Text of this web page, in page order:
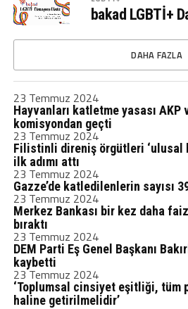
bakad LGBTİ+
DAHA FAZLA
23 Temmuz 2024
Hayvanları katletme yasası AKP
komisyondan geçti
23 Temmuz 2024
Filistinli direniş örgütleri ‘ulusal
ilk adımı attı
23 Temmuz 2024
Gazze’de katledilenlerin sayısı
23 Temmuz 2024
Merkez Bankası bir kez daha
bıraktı
23 Temmuz 2024
DEM Parti Eş Genel Başkanı
kaybetti
23 Temmuz 2024
‘Toplumsal cinsiyet eşitliği, tüm
haline getirilmelidir’